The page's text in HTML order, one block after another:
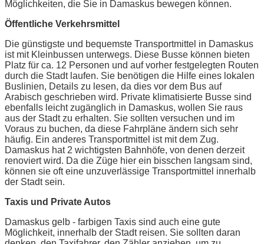
Möglichkeiten, die Sie in Damaskus bewegen können.
Öffentliche Verkehrsmittel
Die günstigste und bequemste Transportmittel in Damaskus
ist mit Kleinbussen unterwegs. Diese Busse können bieten
Platz für ca. 12 Personen und auf vorher festgelegten Routen
durch die Stadt laufen. Sie benötigen die Hilfe eines lokalen
Buslinien, Details zu lesen, da dies vor dem Bus auf
Arabisch geschrieben wird. Private klimatisierte Busse sind
ebenfalls leicht zugänglich in Damaskus, wollen Sie raus
aus der Stadt zu erhalten. Sie sollten versuchen und im
Voraus zu buchen, da diese Fahrpläne ändern sich sehr
häufig. Ein anderes Transportmittel ist mit dem Zug.
Damaskus hat 2 wichtigsten Bahnhöfe, von denen derzeit
renoviert wird. Da die Züge hier ein bisschen langsam sind,
können sie oft eine unzuverlässige Transportmittel innerhalb
der Stadt sein.
Taxis und Private Autos
Damaskus gelb - farbigen Taxis sind auch eine gute
Möglichkeit, innerhalb der Stadt reisen. Sie sollten daran